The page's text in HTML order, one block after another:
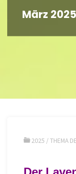
März
2025 /THEMA